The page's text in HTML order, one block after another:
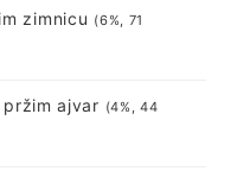
zimnicu (6%, 71
ajvar (4%, 44